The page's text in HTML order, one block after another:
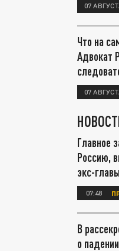
07
Что на
Адвокат
07
Главное
Россию,
экс-
07:48
В
о